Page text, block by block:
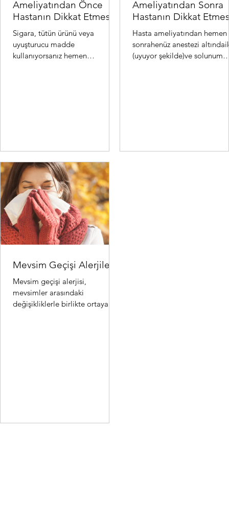
Ameliyatından Önce
Hastanın Dikkat Etmesi
Gereken Hususlar:
Sigara, tütün ürünü veya
uyuşturucu madde
kullanıyorsanız hemen
Ameliyatından Sonra
Hastanın Dikkat
Gereken Hususlar:
Hasta ameliyatından hemen
sonrahenüz anestezi
(uyuyor şekilde)ve solunum
Mevsim Geçişi Alerjileri
Mevsim geçişi alerjisi,
mevsimler arasındaki
değişikliklerle birlikte ortaya